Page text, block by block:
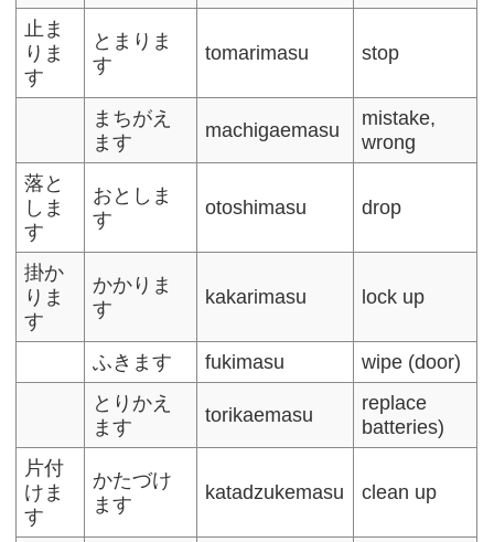
止ま
りま
す
とまりま
す
tomarimasu stop
まちがえ
ます
machigaemasu
mistake,
wrong
落と
しま
す
おとしま
す
otoshimasu drop
掛か
りま
す
かかりま
す
kakarimasu lock up
ふきます fukimasu
wipe (door)
とりかえ
ます
torikaemasu
replace
batteries)
片付
けま
す
かたづけ
ます
katadzukemasu clean up